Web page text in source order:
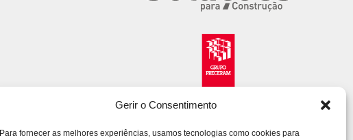
Gerir o Consentimento
Para fornecer as melhores experiências, usamos tecnologias como cookies para